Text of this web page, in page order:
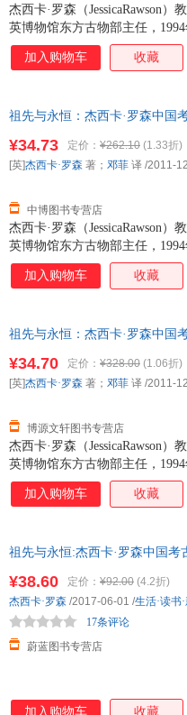
杰西卡·罗森（JessicaRawson
英博物馆东方古物部主任，
教授，是目前中国艺术与考古
起，她就致力于通过物质文化
录罗森教授的研究论文17篇，
篇）五个方面，大部分完成于
这些文章，罗森教授希望能够
加入购物车 收藏
祖先与永恒：杰西卡·罗森中国
杰西卡·罗森（JessicaRawson
英博物馆东方古物部主任，
教授，是目前中国艺术与考古
起，她就致力于通过物质文化
录罗森教授的研究论文17篇，
篇）五个方面，大部分完成于
这些文章，罗森教授希望能够
¥34.73 定价： ¥262.10 (1.33折)
中博图书专营店
[英]杰西卡·罗森 著； 邓菲 译 /2011-
加入购物车 收藏
祖先与永恒：杰西卡·罗森中国
杰西卡·罗森（JessicaRawson
英博物馆东方古物部主任，
教授，是目前中国艺术与考古
起，她就致力于通过物质文化
录罗森教授的研究论文17篇，
篇）五个方面，大部分完成于
这些文章，罗森教授希望能够
见解。其中许多文章源自她在
¥34.70 定价： ¥328.00 (1.06折)
博源文轩图书专营店
[英]杰西卡·罗森 著； 邓菲 译 /2011-
加入购物车 收藏
祖先与永恒:杰西卡·罗森中国考
¥38.60 定价： ¥92.00 (4.2折)
蔚蓝图书专营店
17条评论
杰西卡·罗森 /2017-06-01 /生活·读书
加入购物车 收藏